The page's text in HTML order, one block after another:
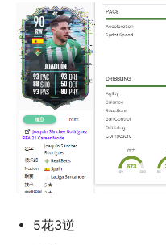
5花3逆